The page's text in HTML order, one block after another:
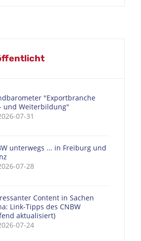
"Exportbranche
und Weiterbildung"
07-31
unterwegs ... in Freiburg und
07-28
Content in Sachen
Link-Tipps des CNBW
aktualisiert)
07-24